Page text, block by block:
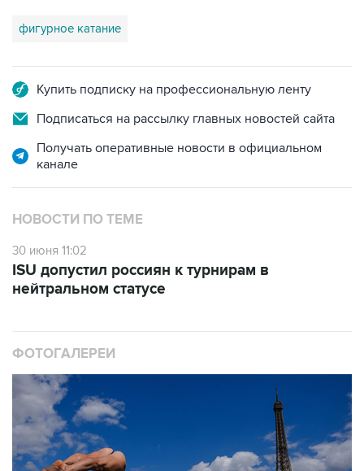
фигурное катание
Купить подписку на профессиональную ленту
Подписаться на рассылку главных новостей сайта
Получать оперативные новости в официальном
канале
НОВОСТИ ПО ТЕМЕ
30 июня 11:02
ISU допустил россиян к турнирам в
нейтральном статусе
ФОТОГАЛЕРЕИ